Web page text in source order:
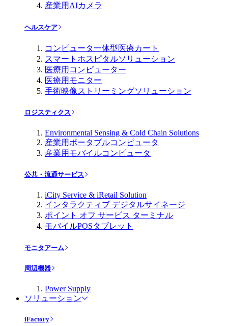
産業用AIカメラ
ヘルスケア
コンピュータ一体型医療カート
スマートホスピタルソリューション
医療用コンピューター
医療用モニター
手術映像ストリーミングソリューション
ロジスティクス
Environmental Sensing & Cold Chain Solutions
産業用ポータブルコンピュータ
産業用モバイルコンピュータ
公共・流通サービス
iCity Service & iRetail Solution
インタラクティブ デジタルサイネージ
ポイント オフ サービス ターミナル
モバイルPOSタブレット
モニタアーム
周辺機器
Power Supply
ソリューション
iFactory